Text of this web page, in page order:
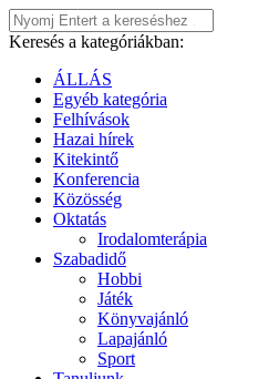
Keresés a kategóriákban:
ÁLLÁS
Egyéb kategória
Felhívások
Hazai hírek
Kitekintő
Konferencia
Közösség
Oktatás
Irodalomterápia
Szabadidő
Hobbi
Játék
Könyvajánló
Lapajánló
Sport